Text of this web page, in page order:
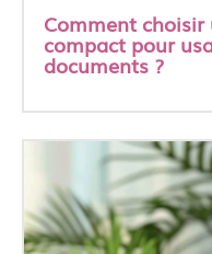
Comment
compact pour
documents ?